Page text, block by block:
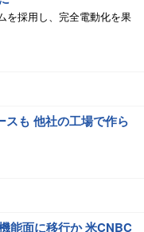
を採用し、完全電動化を果
スも 他社の工場で作ら
能面に移行か 米CNBC